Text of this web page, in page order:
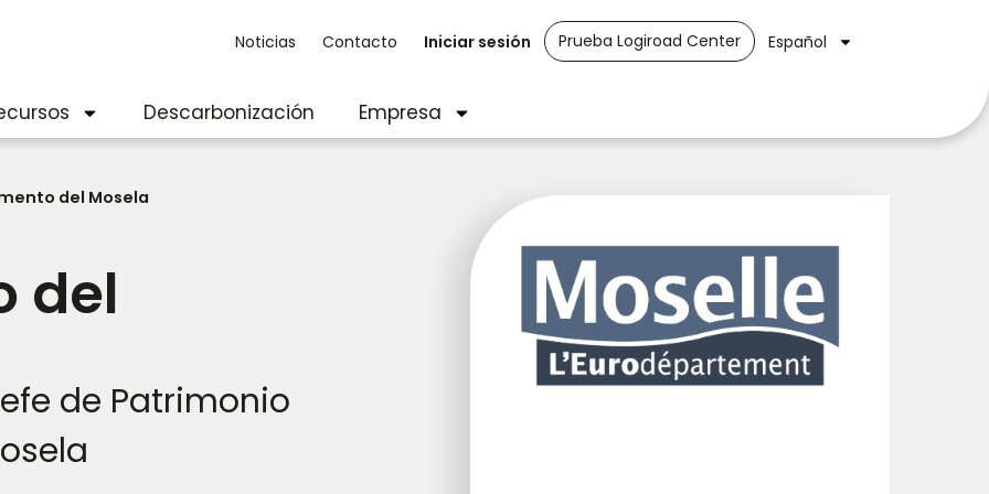
Noticias Contacto Iniciar sesión Prueba Logiroad Center Español
Descarbonización Empresa
del Mosela
del
de Patrimonio